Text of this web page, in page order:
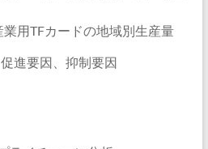
業用TFカードの地域別生産量
進要因、抑制要因